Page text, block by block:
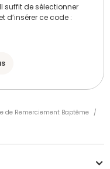
suffit de sélectionner
d’insérer ce code :
de Remerciement Baptême /